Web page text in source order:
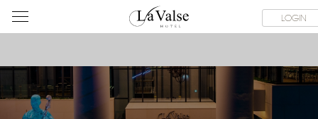
라
발
스
호
텔
LOGIN
SERVICE FACILITIES ABOUT & CONTACT HOTEL GUIDE